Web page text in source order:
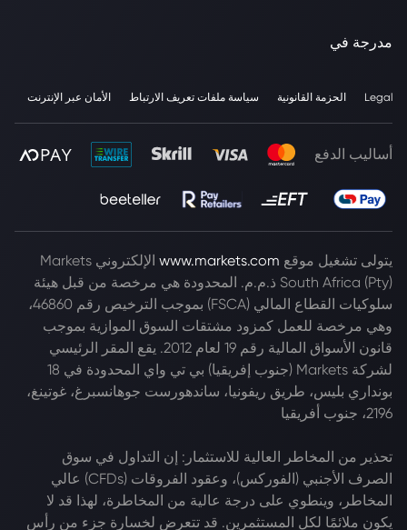
مدرجة في
Legal الحزمة القانونية سياسة ملفات تعريف الارتباط الأمان عبر الإنترنت
أساليب الدفع
يتولى تشغيل موقع www.markets.com
الإلكتروني Markets
South Africa (Pty) ذ.م.م. المحدودة هي مرخصة من قبل هيئة
سلوكيات القطاع المالي (FSCA) بموجب الترخيص رقم 46860،
وهي مرخصة للعمل كمزود مشتقات السوق الموازية بموجب
قانون الأسواق المالية رقم 19 لعام 2012. يقع المقر الرئيسي
لشركة Markets (جنوب إفريقيا) بي تي واي المحدودة في 18
بونداري بليس، طريق ريفونيا، ساندهورست جوهانسبرغ، غوتينغ،
2196، جنوب أفريقيا
تحذير من المخاطر العالية للاستثمار: إن التداول في سوق
الصرف الأجنبي (الفوركس)، وعقود الفروقات (CFDs) عالي
المخاطر، وينطوي على درجة عالية من المخاطرة، لهذا قد لا
يكون ملائمًا لكل المستثمرين. قد تتعرض لخسارة جزء من رأس